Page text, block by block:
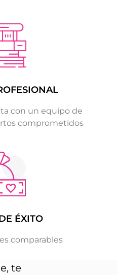
con un equipo de
comprometidos
ÉXITO
comparables
te